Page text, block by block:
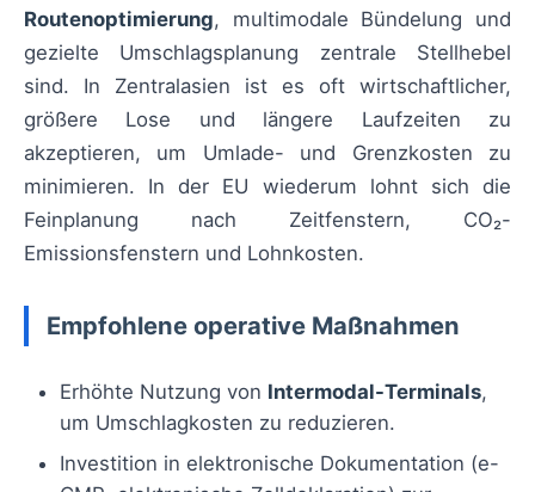
Routenoptimierung, multimodale Bündelung und
gezielte Umschlagsplanung zentrale Stellhebel
sind. In Zentralasien ist es oft wirtschaftlicher,
größere Lose und längere Laufzeiten zu
akzeptieren, um Umlade- und Grenzkosten zu
minimieren. In der EU wiederum lohnt sich die
Feinplanung nach Zeitfenstern, CO₂-
Emissionsfenstern und Lohnkosten.
Empfohlene operative Maßnahmen
Erhöhte Nutzung von Intermodal-Terminals,
um Umschlagkosten zu reduzieren.
Investition in elektronische Dokumentation (e-